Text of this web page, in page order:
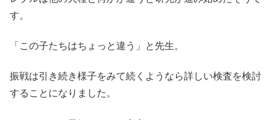
す。
「この子たちはちょっと違う」と先生。
振戦は引き続き様子をみて続くようなら詳しい検査を検討
することになりました。